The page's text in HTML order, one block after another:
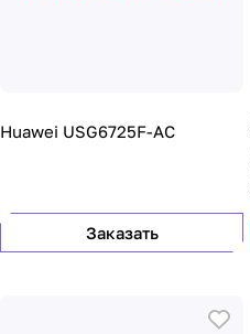
Huawei USG6725F-AC
Заказать